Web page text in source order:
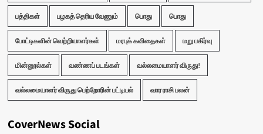
பத்திகள் பழகத் தெரிய வேணும் பொது பொது
போட்டிகளின் வெற்றியாளர்கள் மரபுக் கவிதைகள் மறு பகிர்வு
மின்னூல்கள் வண்ணப் படங்கள் வல்லமையாளர் விருது!
வல்லமையாளர் விருது பெற்றோரின் பட்டியல் வார ராசி பலன்
CoverNews Social